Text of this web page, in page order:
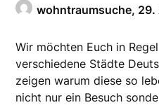
wohntraumsuche, 29.
Wir möchten Euch in
verschiedene Städte
zeigen warum diese so
nicht nur ein Besuch